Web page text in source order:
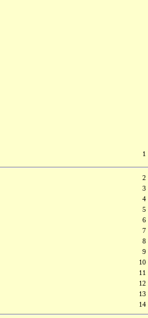
1
2
3
4
5
6
7
8
9
10
11
12
13
14